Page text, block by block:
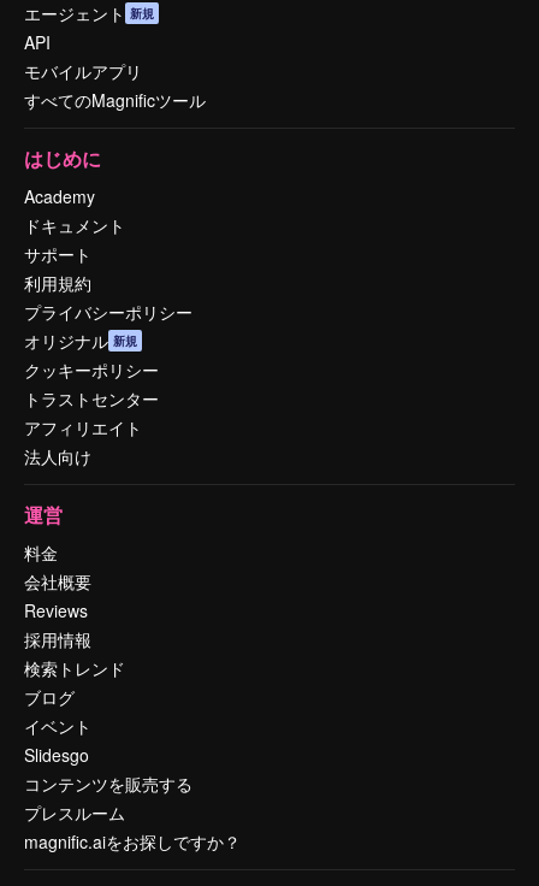
エージェント 新規
API
モバイルアプリ
すべてのMagnificツール
はじめに
Academy
ドキュメント
サポート
利用規約
プライバシーポリシー
オリジナル 新規
クッキーポリシー
トラストセンター
アフィリエイト
法人向け
運営
料金
会社概要
Reviews
採用情報
検索トレンド
ブログ
イベント
Slidesgo
コンテンツを販売する
プレスルーム
magnific.aiをお探しですか？